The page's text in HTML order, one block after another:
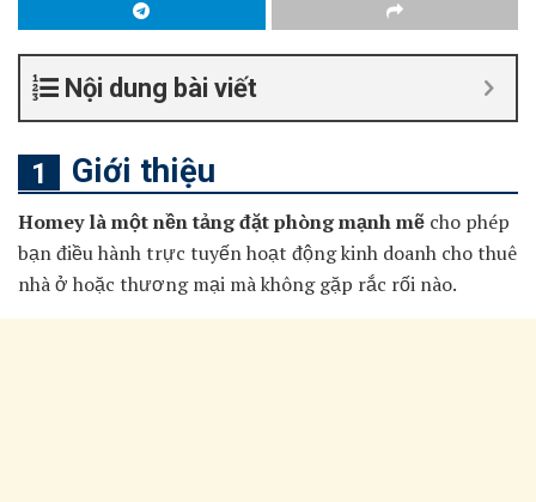
Nội dung bài viết
Giới thiệu
Homey là một nền tảng đặt phòng mạnh mẽ cho phép
bạn điều hành trực tuyến hoạt động kinh doanh cho thuê
nhà ở hoặc thương mại mà không gặp rắc rối nào.